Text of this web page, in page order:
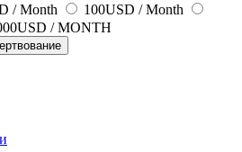
/ Month 100USD / Month
USD / MONTH